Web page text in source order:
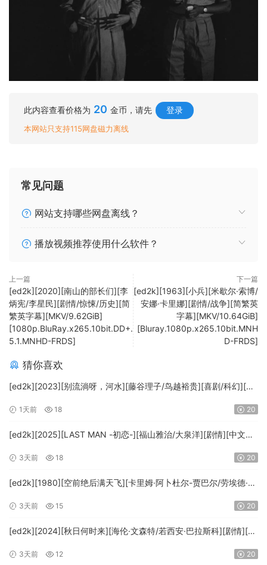
此内容查看价格为 20 金币，请先 登录
本网站只支持115网盘磁力离线
常见问题
网站支持哪些网盘离线？
播放视频推荐使用什么软件？
上一篇
[ed2k][2020][南山的部长们][李
炳宪/李星民][剧情/惊悚/历史][简
繁英字幕][MKV/9.62GiB]
[1080p.BluRay.x265.10bit.DD+.
5.1.MNHD-FRDS]
下一篇
[ed2k][1963][小兵][米歇尔·索博/
安娜·卡里娜][剧情/战争][简繁英
字幕][MKV/10.64GiB]
[Bluray.1080p.x265.10bit.MNH
D-FRDS]
猜你喜欢
[ed2k][2023][别流淌呀，河水][藤谷理子/鸟越裕贵][喜剧/科幻][中
1天前 18 20
[ed2k][2025][LAST MAN -初恋-][福山雅治/大泉洋][剧情][中文字
3天前 18 20
[ed2k][1980][空前绝后满天飞][卡里姆·阿卜杜尔-贾巴尔/劳埃德·布
HD.MA5.1.x265.10bit-BeiTai]
3天前 15 20
[ed2k][2024][秋日何时来][海伦·文森特/若西安·巴拉斯科][剧情][中
FRDS]
3天前 12 20